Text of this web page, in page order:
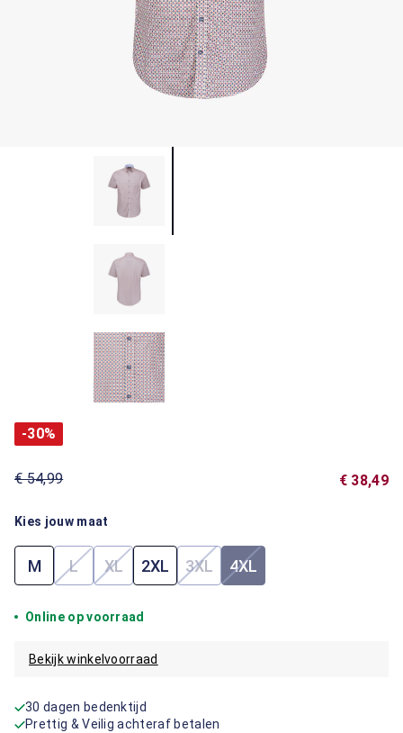
-30%
€ 54,99 € 38,49
Kies jouw maat
M L(Deze optie is momenteel niet beschikbaar.)
XL(Deze optie is momenteel niet beschikbaar.)
2XL 3XL(Deze optie is momenteel niet
4XL(Deze optie is
Online op voorraad
Bekijk winkelvoorraad
30 dagen bedenktijd
Prettig & Veilig achteraf betalen